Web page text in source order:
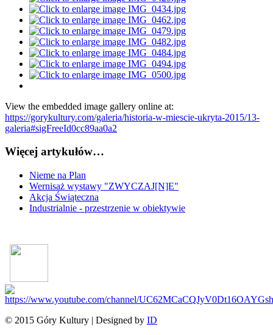
View the embedded image gallery online at:
https://gorykultury.com/galeria/historia-w-miescie-ukryta-2015/13-
galeria#sigFreeId0cc89aa0a2
Więcej artykułów…
Nieme na Plan
Wernisaż wystawy "ZWYCZAJ[N]E"
Akcja Świąteczna
Industrialnie - przestrzenie w obiektywie
© 2015 Góry Kultury | Designed by ID